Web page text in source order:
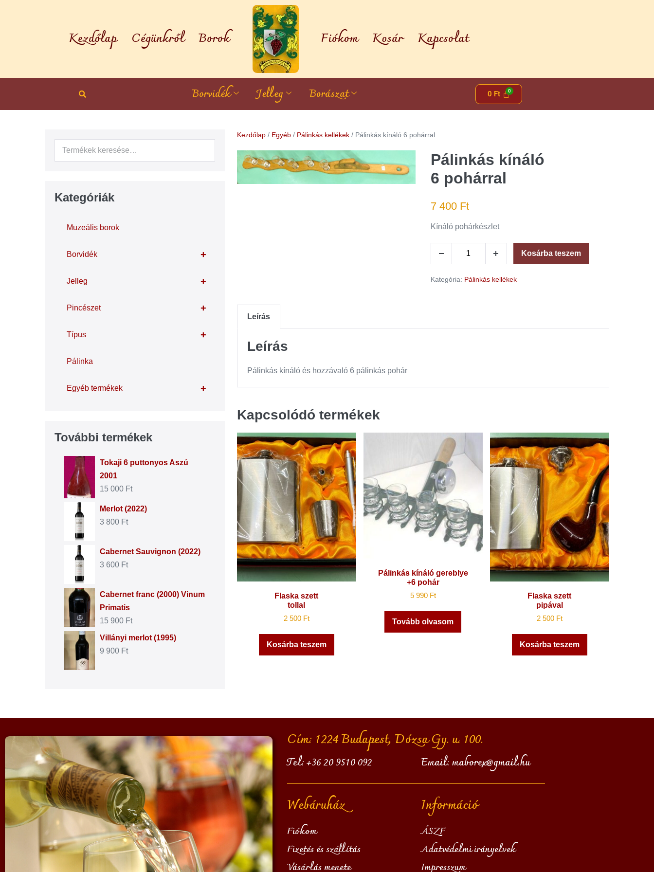
Kezdőlap Cégünkről Borok Fiókom Kosár Kapcsolat
Borvidék Jelleg Borászat 0 Ft
Kategóriák
Muzeális borok
+
Borvidék
+
Jelleg
+
Pincészet
+
Típus
Pálinka
+
Egyéb termékek
További termékek
Tokaji 6 puttonyos Aszú
2001
15 000 Ft
Merlot (2022)
3 800 Ft
Cabernet Sauvignon (2022)
3 600 Ft
Cabernet franc (2000) Vinum
Primatis
15 900 Ft
Villányi merlot (1995)
9 900 Ft
Kezdőlap/ Egyéb/ Pálinkás kellékek/ Pálinkás kínáló 6 pohárral
Pálinkás kínáló
6 pohárral
7 400 Ft
Kínáló pohárkészlet
Kosárba teszem
Kategória: Pálinkás kellékek
Leírás
Leírás
Pálinkás kínáló és hozzávaló 6 pálinkás pohár
Kapcsolódó termékek
Flaska szett
tollal
2 500 Ft
Kosárba teszem
Pálinkás kínáló gereblye
+6 pohár
5 990 Ft
Tovább olvasom
Flaska szett
pipával
2 500 Ft
Kosárba teszem
Cím: 1224 Budapest, Dózsa Gy. u. 100.
Tel:+36 20 9510 092 Email:maborex@gmail.hu
Webáruház Információ
Fiókom
Fizetés és szállítás
Vásárlás menete
ÁSZF
Adatvédelmi irányelvek
Impresszum